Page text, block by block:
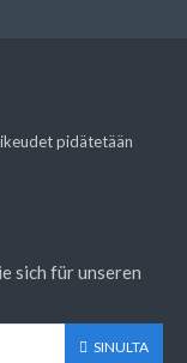
pidätetään
sich für unseren
SINULTA